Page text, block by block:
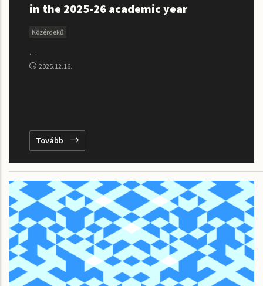
in the 2025-26 academic year
Közérdekű
…
2025.12.16.
Tovább